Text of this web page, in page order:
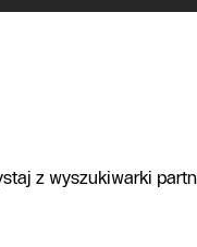
z wyszukiwarki